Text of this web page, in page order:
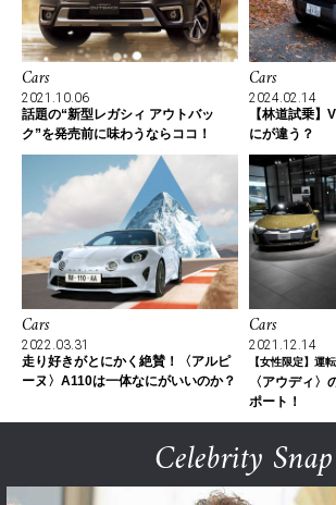
Cars
2021.10.06
話題の“新型レガシィ アウトバッ
ク”を発売前に味わうならココ！
Cars
2024.02.14
【林道試乗
にが違う？
Cars
2022.03.31
走り好きがとにかく絶賛！〈アルピ
ーヌ〉A110は一体なにがいいのか？
Cars
2021.12.14
【女性限定】運
〈アウディ〉
ポート！
Celebrity Snap